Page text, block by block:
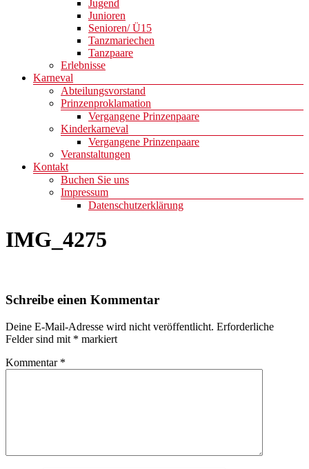
Jugend
Junioren
Senioren/ Ü15
Tanzmariechen
Tanzpaare
Erlebnisse
Karneval
Abteilungsvorstand
Prinzenproklamation
Vergangene Prinzenpaare
Kinderkarneval
Vergangene Prinzenpaare
Veranstaltungen
Kontakt
Buchen Sie uns
Impressum
Datenschutzerklärung
IMG_4275
Schreibe einen Kommentar
Deine E-Mail-Adresse wird nicht veröffentlicht. Erforderliche
Felder sind mit * markiert
Kommentar *